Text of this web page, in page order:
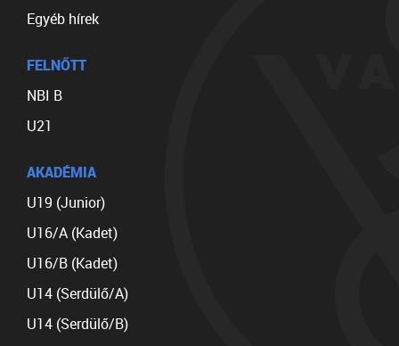
Egyéb hírek
FELNŐTT
NBI B
U21
AKADÉMIA
U19 (Junior)
U16/A (Kadet)
U16/B (Kadet)
U14 (Serdülő/A)
U14 (Serdülő/B)